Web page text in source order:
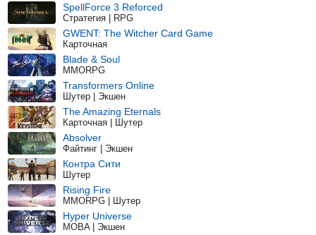
SpellForce 3 Reforced
Стратегия | RPG
GWENT: The Witcher Card Game
Карточная
Blade & Soul
MMORPG
Transformers Online
Шутер | Экшен
The Amazing Eternals
Карточная | Шутер
Absolver
Файтинг | Экшен
Контра Сити
Шутер
Rising Fire
MMORPG | Шутер
Hyper Universe
MOBA | Экшен